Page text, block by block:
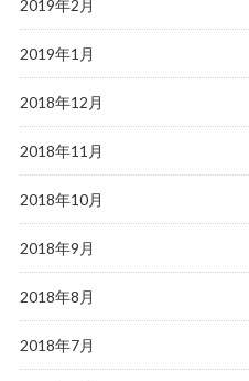
2019年2月
2019年1月
2018年12月
2018年11月
2018年10月
2018年9月
2018年8月
2018年7月